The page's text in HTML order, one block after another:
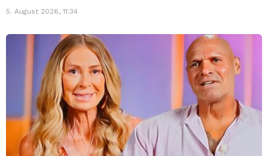
5. August 2026, 11:34